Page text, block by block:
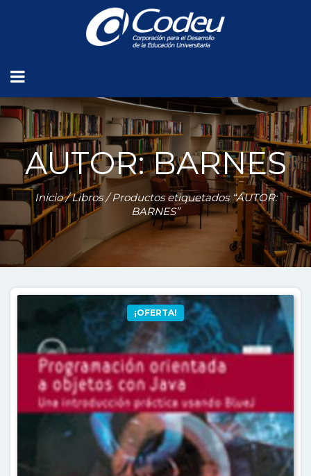
AUTOR: BARNES
Inicio/Libros/ Productos etiquetados “AUTOR:
BARNES”
¡OFERTA!